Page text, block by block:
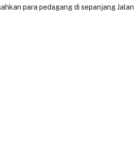
para pedagang di sepanjang Jalan